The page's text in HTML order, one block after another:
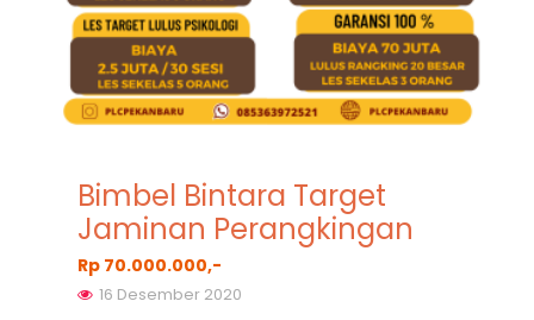
Bimbel Bintara Target
Jaminan Perangkingan
Rp 70.000.000,-
16 Desember 2020